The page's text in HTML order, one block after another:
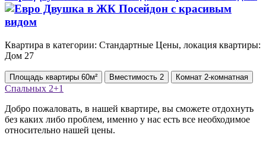
Квартира в категории: Стандартные Цены, локация квартиры:
Дом 27
Площадь квартиры 60м² Вместимость 2 Комнат 2-комнатная
Спальных 2+1
Добро пожаловать, в нашей квартире, вы сможете отдохнуть
без каких либо проблем, именно у нас есть все необходимое
относительно нашей цены.